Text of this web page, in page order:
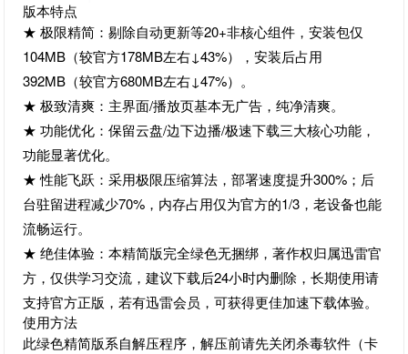
版本特点
★ 极限精简：剔除自动更新等20+非核心组件，安装包仅
104MB（较官方178MB左右↓43%），安装后占用
392MB（较官方680MB左右↓47%）。
★ 极致清爽：主界面/播放页基本无广告，纯净清爽。
★ 功能优化：保留云盘/边下边播/极速下载三大核心功能，
功能显著优化。
★ 性能飞跃：采用极限压缩算法，部署速度提升300%；后
台驻留进程减少70%，内存占用仅为官方的1/3，老设备也能
流畅运行。
★ 绝佳体验：本精简版完全绿色无捆绑，著作权归属迅雷官
方，仅供学习交流，建议下载后24小时内删除，长期使用请
支持官方正版，若有迅雷会员，可获得更佳加速下载体验。
使用方法
此绿色精简版系自解压程序，解压前请先关闭杀毒软件（卡